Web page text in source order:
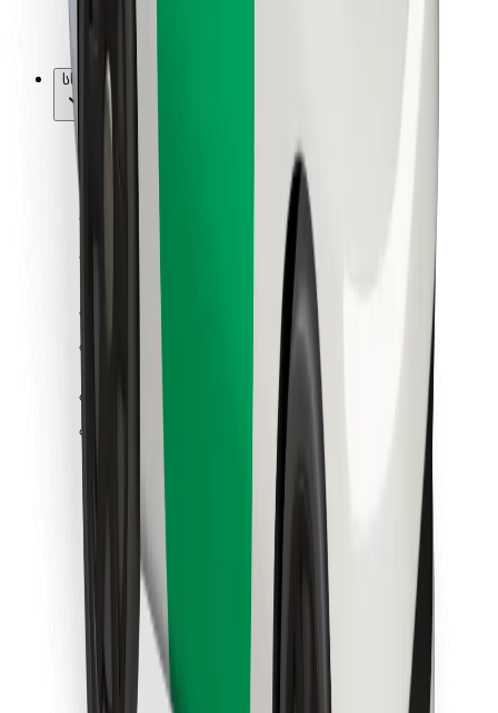
რესტორნებისთვის
Bolt for Business
სხვა
მომწოდებლები
წესები და პირობები
მიიღე მომსახურება რამდენიმე წუთში!
გადმოწერე Bolt
იპოვე შენი საყვარელი კერძები!
გადმოწერე Bolt Food